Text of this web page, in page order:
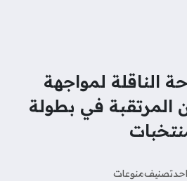
الناقلة لمواجهة
المرتقبة في بطولة
تصنيفمنوعات